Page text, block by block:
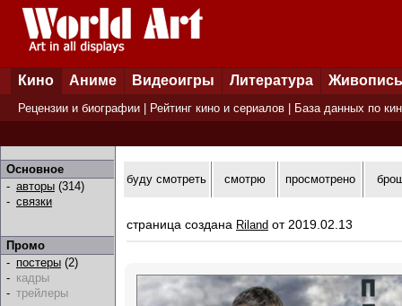
Кино Аниме Видеоигры Литература Живопись
Рецензии и биографии Рейтинг кино и сериалов База данных по
Основное
- авторы (314)
- связки
Промо
- постеры (2)
- кадры
- трейлеры
буду смотреть смотрю просмотрено
страница создана Riland от 2019.02.13